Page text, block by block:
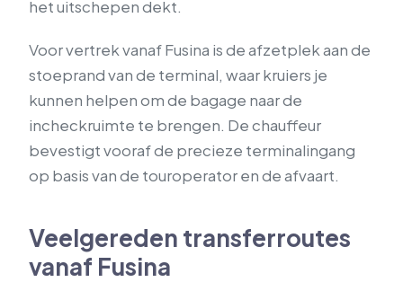
het uitschepen dekt.
Voor vertrek vanaf Fusina is de afzetplek aan de
stoeprand van de terminal, waar kruiers je
kunnen helpen om de bagage naar de
incheckruimte te brengen. De chauffeur
bevestigt vooraf de precieze terminalingang
op basis van de touroperator en de afvaart.
Veelgereden transferroutes
vanaf Fusina